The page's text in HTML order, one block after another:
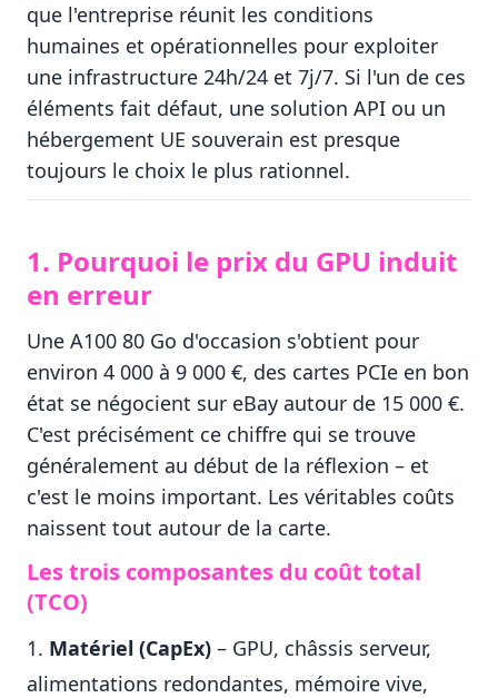
que l'entreprise réunit les conditions
humaines et opérationnelles pour exploiter
une infrastructure 24h/24 et 7j/7. Si l'un de ces
éléments fait défaut, une solution API ou un
hébergement UE souverain est presque
toujours le choix le plus rationnel.
1. Pourquoi le prix du GPU induit
en erreur
Une A100 80 Go d'occasion s'obtient pour
environ 4 000 à 9 000 €, des cartes PCIe en bon
état se négocient sur eBay autour de 15 000 €.
C'est précisément ce chiffre qui se trouve
généralement au début de la réflexion – et
c'est le moins important. Les véritables coûts
naissent tout autour de la carte.
Les trois composantes du coût total
(TCO)
Matériel (CapEx) – GPU, châssis serveur,
alimentations redondantes, mémoire vive,